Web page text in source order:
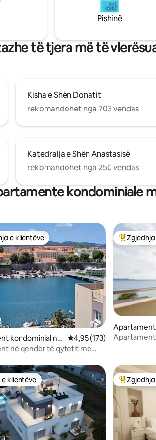
ndaj diellit.
më të shijshme në lagje do t
shijoni kuzhinën tonë
solo,
fëmijë).
Pishinë
të tjera më të
Kisha e Shën Donatit
rekomandohet nga 703 vendas
Katedralja e Shën Anastasisë
rekomandohet nga 250 vendas
kondominiale
5, 386 vlerësime
e zgjedhjeve të klientëve
e klientëve
kondominial në
Vlerësimi mesatar 4,95
4,95 (173)
në qendër të qytetit me
Më të
Zadar
klientëve
klientëve Më të